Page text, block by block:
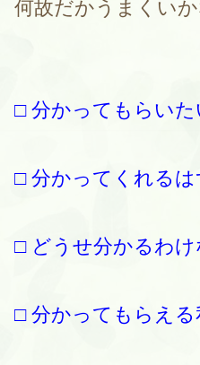
何故だかうまくいか
□ 分かってもらいた
□ 分かってくれるは
□ どうせ分かるわ
□ 分かってもらえ